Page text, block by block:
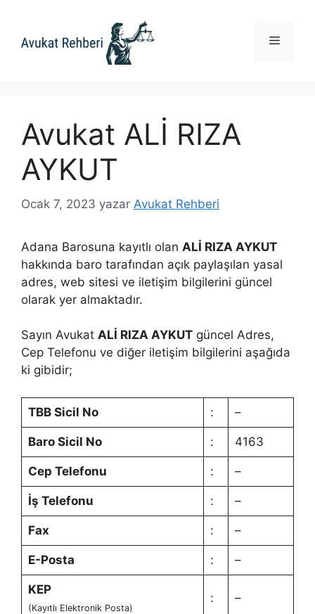
Menü
Avukat ALİ RIZA
AYKUT
Ocak 7, 2023 yazar Avukat Rehberi
Adana Barosuna kayıtlı olan ALİ RIZA AYKUT
hakkında baro tarafından açık paylaşılan yasal
adres, web sitesi ve iletişim bilgilerini güncel
olarak yer almaktadır.
Sayın Avukat ALİ RIZA AYKUT güncel Adres,
Cep Telefonu ve diğer iletişim bilgilerini aşağıda
ki gibidir;
TBB Sicil No : –
Baro Sicil No : 4163
Cep Telefonu : –
İş Telefonu : –
Fax : –
E-Posta : –
KEP
(Kayıtlı Elektronik Posta)
: –